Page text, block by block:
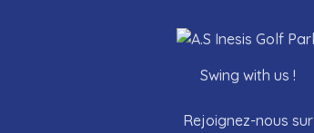
Swing with us !
Rejoignez-nous sur